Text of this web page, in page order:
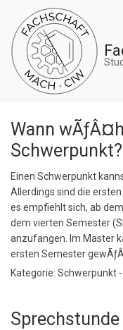
zum
Inhalt
Wann
Schwerpunkt?
Einen Schwerpunkt
Allerdings sind die
es empfiehlt sich, ab
dem vierten Semester
anzufangen. Im Master
ersten Semester
Kategorie: Schwerpunkt
Sprechstunde